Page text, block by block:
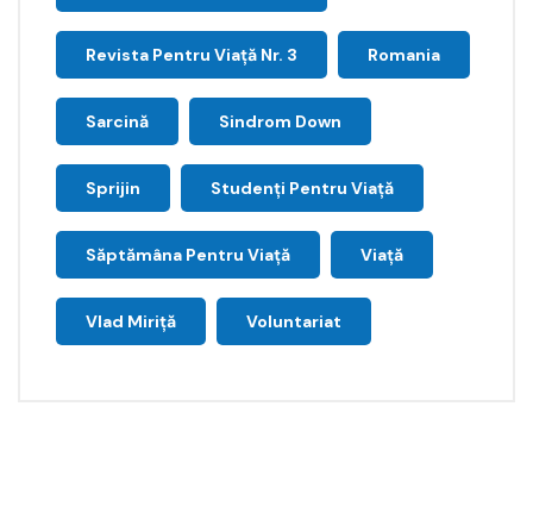
Revista Pentru Viață Nr. 3 Romania
Sarcină Sindrom Down
Sprijin Studenți Pentru Viață
Săptămâna Pentru Viaţă Viață
Vlad Miriță Voluntariat